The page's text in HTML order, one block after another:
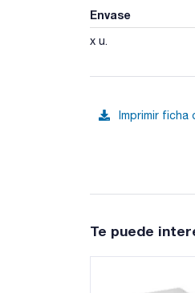
Envase
x u.
Imprimir
Te puede